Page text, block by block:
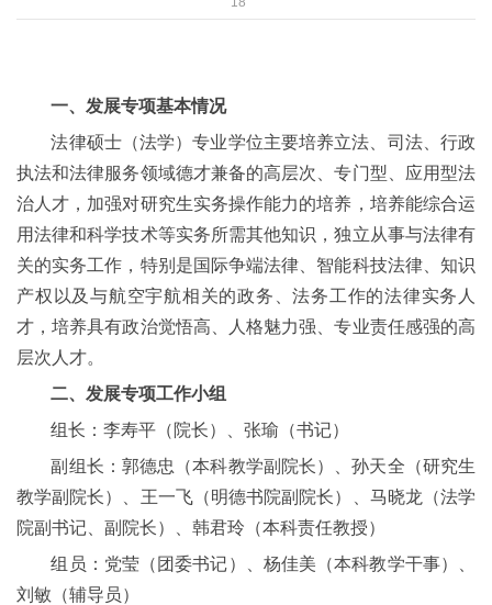
一、发展专项基本情况
法律硕士（法学）专业学位主要培养立法、司法、行政
执法和法律服务领域德才兼备的高层次、专门型、应用型法
治人才，加强对研究生实务操作能力的培养，培养能综合运
用法律和科学技术等实务所需其他知识，独立从事与法律有
关的实务工作，特别是国际争端法律、智能科技法律、知识
产权以及与航空宇航相关的政务、法务工作的法律实务人
才，培养具有政治觉悟高、人格魅力强、专业责任感强的高
层次人才。
二、发展专项工作小组
组长：李寿平（院长）、张瑜（书记）
副组长：郭德忠（本科教学副院长）、孙天全（研究生
教学副院长）、王一飞（明德书院副院长）、马晓龙（法学
院副书记、副院长）、韩君玲（本科责任教授）
组员：党莹（团委书记）、杨佳美（本科教学干事）、
刘敏（辅导员）